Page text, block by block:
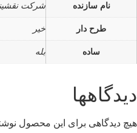
نام سازنده شرکت
طرح دار خیر
ساده بله
دیدگاهها
هیچ دیدگاهی برای این محصول